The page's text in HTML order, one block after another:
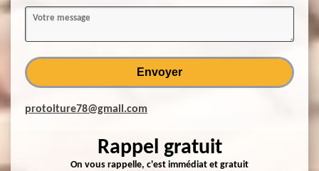
protoiture78@gmail.com
Rappel gratuit
On vous rappelle, c'est immédiat et gratuit